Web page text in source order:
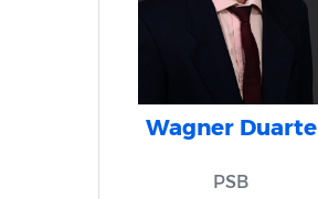
Wagner Duarte
PSB